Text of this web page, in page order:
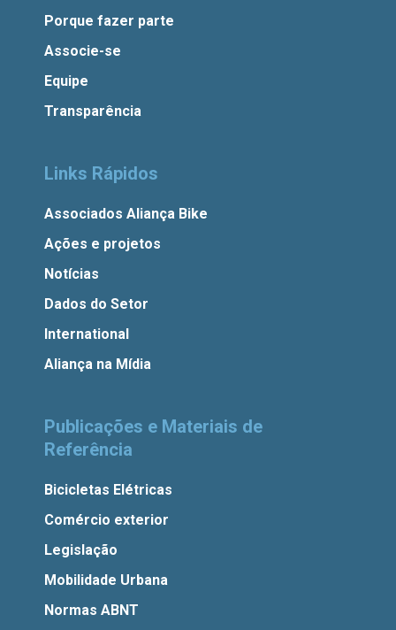
Porque fazer parte
Associe-se
Equipe
Transparência
Links Rápidos
Associados Aliança Bike
Ações e projetos
Notícias
Dados do Setor
International
Aliança na Mídia
Publicações e Materiais de
Referência
Bicicletas Elétricas
Comércio exterior
Legislação
Mobilidade Urbana
Normas ABNT